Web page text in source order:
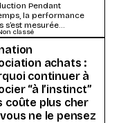
Pendant
la performance
s’est mesurée
à travers un
: le prix. Les
achats étaient...
classé
achats :
continuer à
“à l’instinct”
coûte plus cher
ne le pensez